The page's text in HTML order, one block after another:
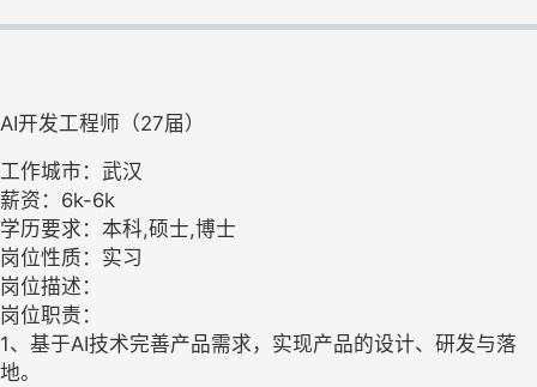
AI开发工程师（27届）
工作城市：武汉
薪资：6k-6k
学历要求：本科,硕士,博士
岗位性质：实习
岗位描述：
岗位职责：
1、基于AI技术完善产品需求，实现产品的设计、研发与落
地。